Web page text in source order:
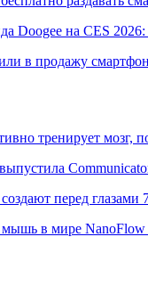
Doogee на CES
в продажу
тренирует мозг,
перед
мышь в мире